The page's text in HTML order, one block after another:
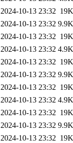
2024-10-13 23:32 19K
2024-10-13 23:32 9.9K
2024-10-13 23:32 19K
2024-10-13 23:32 4.9K
2024-10-13 23:32 19K
2024-10-13 23:32 9.9K
2024-10-13 23:32 19K
2024-10-13 23:32 4.9K
2024-10-13 23:32 19K
2024-10-13 23:32 9.9K
2024-10-13 23:32 19K